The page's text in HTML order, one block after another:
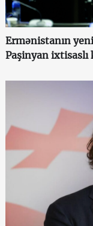
Ermənistanın
Paşinyan